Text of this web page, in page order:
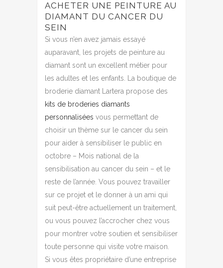
ACHETER UNE PEINTURE AU
DIAMANT DU CANCER DU
SEIN
Si vous n’en avez jamais essayé
auparavant, les projets de peinture au
diamant sont un excellent métier pour
les adultes et les enfants. La boutique de
broderie diamant Lartera propose des
kits de broderies diamants
personnalisées vous permettant de
choisir un thème sur le cancer du sein
pour aider à sensibiliser le public en
octobre – Mois national de la
sensibilisation au cancer du sein – et le
reste de l’année. Vous pouvez travailler
sur ce projet et le donner à un ami qui
suit peut-être actuellement un traitement,
ou vous pouvez l’accrocher chez vous
pour montrer votre soutien et sensibiliser
toute personne qui visite votre maison.
Si vous êtes propriétaire d’une entreprise